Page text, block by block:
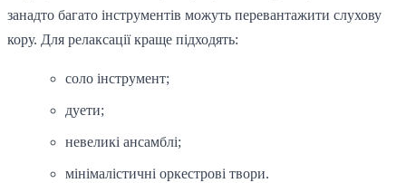
занадто багато інструментів можуть перевантажити слухову
кору. Для релаксації краще підходять:
соло інструмент;
дуети;
невеликі ансамблі;
мінімалістичні оркестрові твори.